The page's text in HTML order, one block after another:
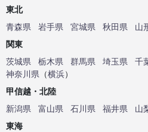
東北
青森県
岩手県 宮城県 秋田県 山
関東
茨城県
栃木県 群馬県 埼玉県 千
神奈川県 （横浜）
甲信越・北陸
新潟県
富山県 石川県 福井県 山
東海